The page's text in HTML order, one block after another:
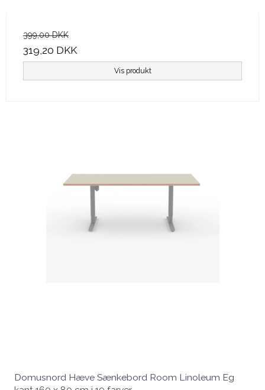
399,00 DKK
319,20 DKK
Vis produkt
Domusnord Hæve Sænkebord Room Linoleum Eg